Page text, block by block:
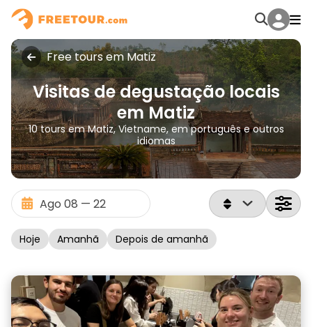
Free tours em Matiz
Visitas de degustação locais
em Matiz
10 tours em Matiz, Vietname, em português e outros
idiomas
Hoje Amanhã Depois de amanhã